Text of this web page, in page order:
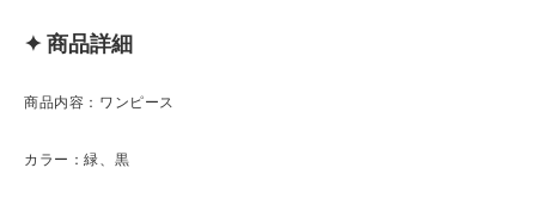
✦ 商品詳細
商品内容：ワンピース
カラー：緑、黒